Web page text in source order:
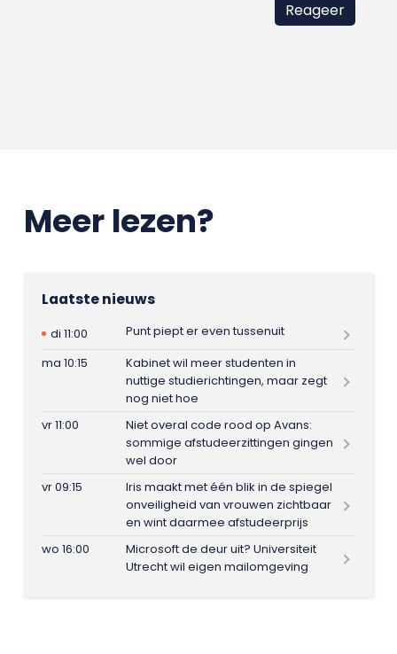
Meer lezen?
Laatste nieuws
di 11:00
Punt piept er even tussenuit
ma 10:15
Kabinet wil meer studenten in
nuttige studierichtingen, maar zegt
nog niet hoe
vr 11:00
Niet overal code rood op Avans:
sommige afstudeerzittingen gingen
wel door
vr 09:15
Iris maakt met één blik in de spiegel
onveiligheid van vrouwen zichtbaar
en wint daarmee afstudeerprijs
wo 16:00
Microsoft de deur uit? Universiteit
Utrecht wil eigen mailomgeving